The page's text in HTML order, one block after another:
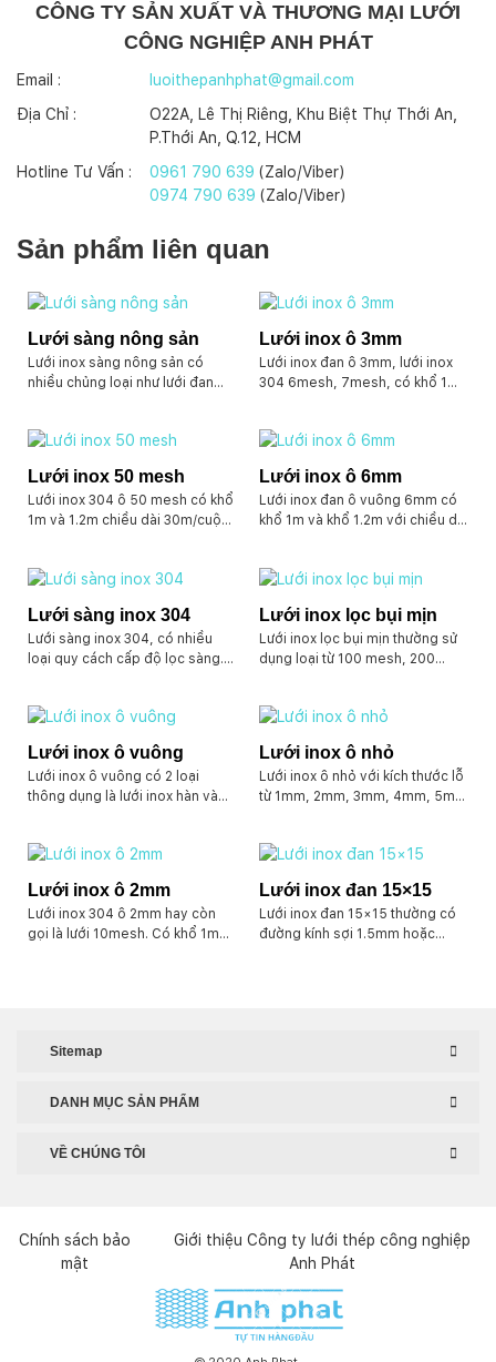
CÔNG TY SẢN XUẤT VÀ THƯƠNG MẠI LƯỚI
CÔNG NGHIỆP ANH PHÁT
Email :
luoithepanhphat@gmail.com
Địa Chỉ :
O22A, Lê Thị Riêng, Khu Biệt Thự Thới An,
P.Thới An, Q.12, HCM
Hotline Tư Vấn :
0961 790 639 (Zalo/Viber)
0974 790 639 (Zalo/Viber)
Sản phẩm liên quan
Lưới sàng nông sản
Lưới inox sàng nông sản có
nhiều chủng loại như lưới đan
vào nhu cầu của mỗi khách hàng
nhau. Ví dụ như lưới dập lỗ tròn
để sàng hạt, lưới khe rãnh để
sàng sấy, lưới inox đan lỗ lớn để
Lưới inox ô 3mm
Lưới inox đan ô 3mm, lưới inox
304 6mesh, 7mesh, có khổ 1m
0.7mm. Chuyên dùng trong lọc
thông gió cho nhà yến.
Lưới inox 50 mesh
Lưới inox 304 ô 50 mesh có khổ
1m và 1.2m chiều dài 30m/cuộn.
Lưới inox ô 6mm
Lưới inox đan ô vuông 6mm có
khổ 1m và khổ 1.2m với chiều dài
ra chúng tôi có nhận đặt hàng
nhận sản xuất lưới inox đục lỗ
tròn 6mm.
Lưới sàng inox 304
Lưới sàng inox 304, có nhiều
loại quy cách cấp độ lọc sàng.
theo nhu cầu của quy khách.
dài cuộn 30m. Kích thước sợi
lưới phụ thuộc vào kích cỡ của ô
lưới ra sao.
Lưới inox lọc bụi mịn
Lưới inox lọc bụi mịn thường sử
dụng loại từ 100 mesh, 200
liệu inox 304 đảm bảo an toàn.
trang, bao bọc nhà cửa, hệ
thống lọc không khí..v..v
Lưới inox ô vuông
Lưới inox ô vuông có 2 loại
thông dụng là lưới inox hàn và
đột lỗ ô vuông nếu quý khách
Lưới inox ô nhỏ
Lưới inox ô nhỏ với kích thước lỗ
từ 1mm, 2mm, 3mm, 4mm, 5mm
0.6mm, 0.5mm, 0.4mm .v.v.
Lưới inox ô 2mm
Lưới inox 304 ô 2mm hay còn
gọi là lưới 10mesh. Có khổ 1m
30m x 78kg sợi ~0.6mm. Khổ
Ngoài ra chúng tôi có nhận đặt
hàng lưới inox đan theo yêu cầu.
tôi vẫn có nhận sản xuất.
Lưới inox đan 15×15
Lưới inox đan 15×15 thường có
đường kính sợi 1.5mm hoặc
Sitemap
DANH MỤC SẢN PHẨM
VỀ CHÚNG TÔI
Chính sách bảo
mật
Giới thiệu Công ty lưới thép công nghiệp
Anh Phát